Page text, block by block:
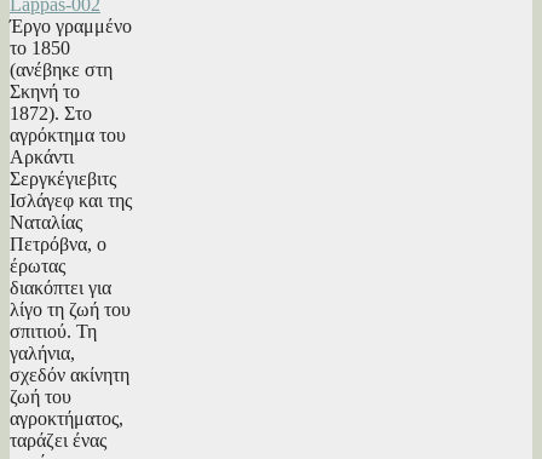
Έργο γραμμένο
το 1850
(ανέβηκε στη
Σκηνή το
1872). Στο
αγρόκτημα του
Αρκάντι
Σεργκέγιεβιτς
Ισλάγεφ και της
Ναταλίας
Πετρόβνα, ο
έρωτας
διακόπτει για
λίγο τη ζωή του
σπιτιού. Τη
γαλήνια,
σχεδόν ακίνητη
ζωή του
αγροκτήματος,
ταράζει ένας